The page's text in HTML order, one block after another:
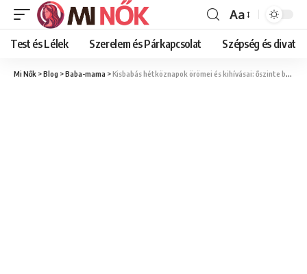
Font
Resizer
Aa
Test és Lélek Szerelem és Párkapcsolat Szépség és divat
Mi Nők >Blog >Baba-mama >Kisbabás hétköznapok örömei és kihívásai: őszinte beszámolók édesanyáktól